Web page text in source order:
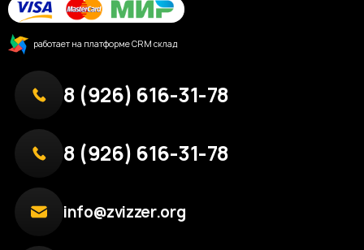
работает на платформе CRM склад
8 (926) 616-31-78
8 (926) 616-31-78
info@zvizzer.org